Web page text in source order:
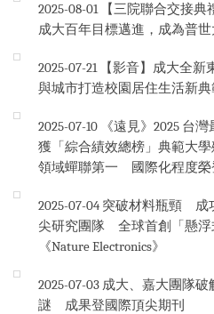
2025-08-01
【三院聯合交接
成大百年目標邁進，成為普
2025-07-21
【影音】成大全
與城市打造校園居住生活新典
2025-07-10
《遠見》2025 台
獲「綜合績效總榜」典範大
領域蟬聯第一 國際化程度榮
2025-07-04 突破材料瓶頸 成
尖研究團隊 全球首創「懸浮
《Nature Electronics》
2025-07-03 成大、嘉大團隊破
謎 成果登國際頂尖期刊